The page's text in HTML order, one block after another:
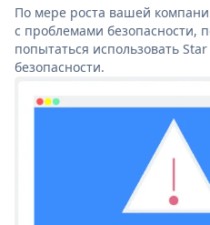
По мере роста вашей
с проблемами безопасности,
попытаться использовать
безопасности.